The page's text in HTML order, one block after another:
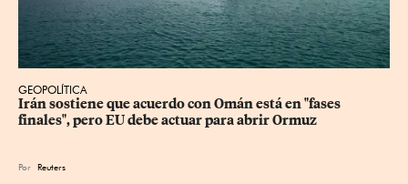
GEOPOLÍTICA
Irán sostiene que acuerdo con Omán está en "fases
finales", pero EU debe actuar para abrir Ormuz
Por Reuters